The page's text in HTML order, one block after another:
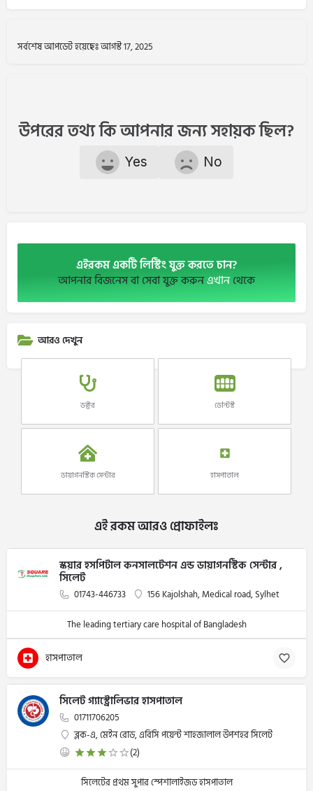
সর্বশেষ আপডেট হয়েছেঃ আগস্ট 17, 2025
উপরের তথ্য কি আপনার জন্য সহায়ক ছিল?
Yes No
এইরকম একটি লিস্টিং যুক্ত করতে চান?
আপনার বিজনেস বা সেবা যুক্ত করুনএখানথেকে
আরও দেখুন
ডক্টর ডেন্টিস্ট
ডায়াগনস্টিক সেন্টার হাসপাতাল
এই রকম আরও প্রোফাইলঃ
স্কয়ার হসপিটাল কনসালটেশন এন্ড ডায়াগনস্টিক সেন্টার ,
সিলেট
01743-446733
156 Kajolshah, Medical road, Sylhet
The leading tertiary care hospital of Bangladesh
হাসপাতাল
সিলেট গ্যাস্ট্রোলিভার হাসপাতাল
01711706205
ব্লক-এ, মেইন রোড, এবিসি পয়েন্ট শাহজালাল উপশহর সিলেট
(2)
সিলেটের প্রথম সুপার স্পেশালাইজড হাসপাতাল